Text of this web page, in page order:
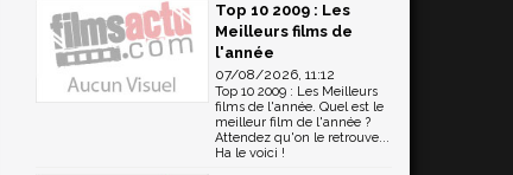
Top 10 2009 : Les
Meilleurs films de
l'année
07/08/2026, 11:12
Top 10 2009 : Les Meilleurs
films de l'année. Quel est le
meilleur film de l'année ?
Attendez qu'on le retrouve...
Ha le voici !